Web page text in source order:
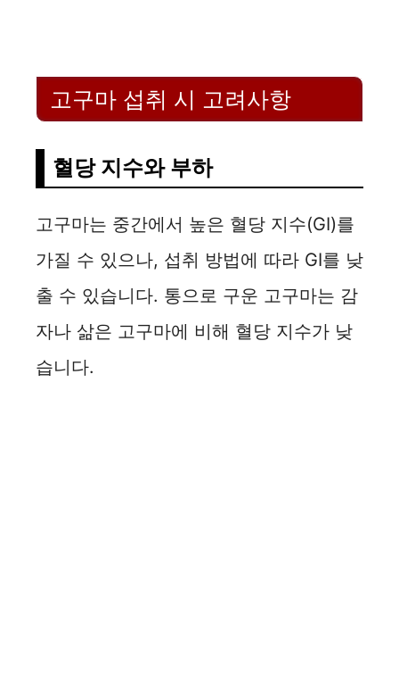
고구마 섭취 시 고려사항
혈당 지수와 부하
고구마는 중간에서 높은 혈당 지수(GI)를
가질 수 있으나, 섭취 방법에 따라 GI를 낮
출 수 있습니다. 통으로 구운 고구마는 감
자나 삶은 고구마에 비해 혈당 지수가 낮
습니다.